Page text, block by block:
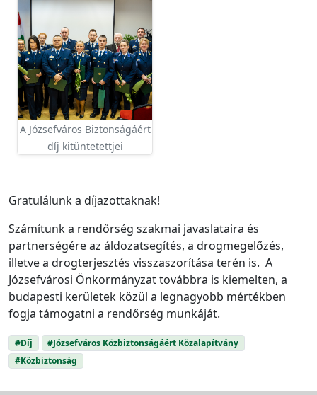
A Józsefváros Biztonságáért
díj kitüntetettjei
Gratulálunk a díjazottaknak!
Számítunk a rendőrség szakmai javaslataira és
partnerségére az áldozatsegítés, a drogmegelőzés,
illetve a drogterjesztés visszaszorítása terén is. A
Józsefvárosi Önkormányzat továbbra is kiemelten, a
budapesti kerületek közül a legnagyobb mértékben
fogja támogatni a rendőrség munkáját.
#Díj
#Józsefváros Közbiztonságáért Közalapítvány
#Közbiztonság